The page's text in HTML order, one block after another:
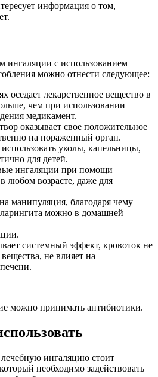
информация о том,
ингаляции с использованием
можно отнести следующее:
оседает лекарственное вещество в
чем при использовании
медикамент.
оказывает свое положительное
на пораженный орган.
уколы, капельницы,
для детей.
ингаляции при помощи
любом возрасте, даже для
манипуляция, благодаря чему
можно в домашней
системный эффект, кровоток не
не влияет на
можно принимать антибиотики.
ингаляцию стоит
необходимо задействовать